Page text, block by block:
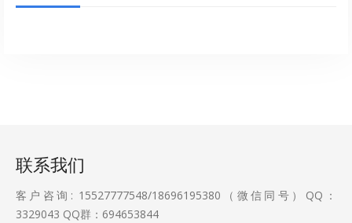
联系我们
客户咨询: 15527777548/18696195380（微信同号）QQ：
3329043 QQ群：694653844